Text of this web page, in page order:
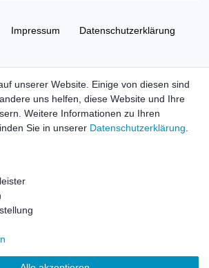
Impressum Daten­schutz­erklärung
Rechte vorbehalten. HL-
sowie sämtliche Produktbilder
Eigentum Ihrer rechtmäßigen
hier nur der Beschreibung.
Händler, ansonsten zeigt der Shop 0,00
die Minifigur, DUPLO, LEGENDS OF
unserer Website. Einige von diesen sind
uns helfen, diese Website und Ihre
Weitere Informationen zu Ihren
Sie in unserer Daten­schutz­erklärung